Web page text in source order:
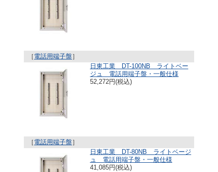
［ 電話用端子盤］
日東工業 DT-100NB ライトベー
ジュ 電話用端子盤・一般仕様
52,272円(税込)
［ 電話用端子盤］
日東工業 DT-80NB ライトベージ
ュ 電話用端子盤・一般仕様
41,085円(税込)